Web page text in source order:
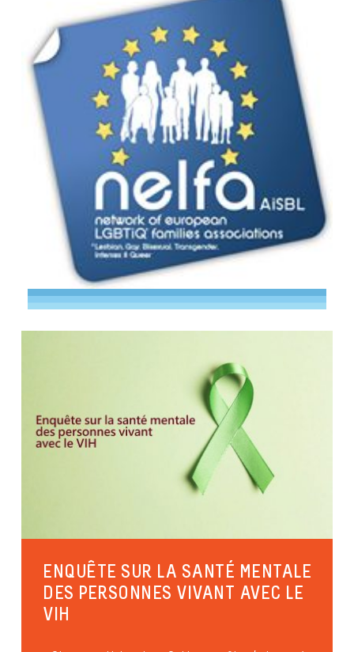
ENQUÊTE SUR LA SANTÉ MENTALE
DES PERSONNES VIVANT AVEC LE
VIH